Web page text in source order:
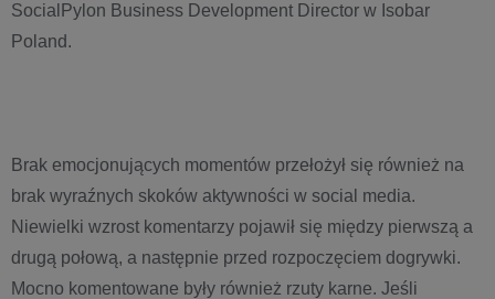
SocialPylon Business Development Director w Isobar
Poland.
Brak emocjonujących momentów przełożył się również na
brak wyraźnych skoków aktywności w social media.
Niewielki wzrost komentarzy pojawił się między pierwszą a
drugą połową, a następnie przed rozpoczęciem dogrywki.
Mocno komentowane były również rzuty karne. Jeśli